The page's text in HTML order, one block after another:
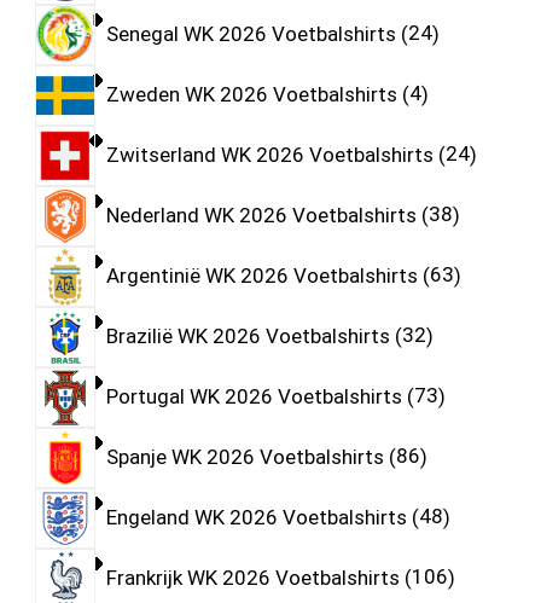
Senegal WK 2026 Voetbalshirts 24
Zweden WK 2026 Voetbalshirts 4
Zwitserland WK 2026 Voetbalshirts 24
Nederland WK 2026 Voetbalshirts 38
Argentinië WK 2026 Voetbalshirts 63
Brazilië WK 2026 Voetbalshirts 32
Portugal WK 2026 Voetbalshirts 73
Spanje WK 2026 Voetbalshirts 86
Engeland WK 2026 Voetbalshirts 48
Frankrijk WK 2026 Voetbalshirts 106